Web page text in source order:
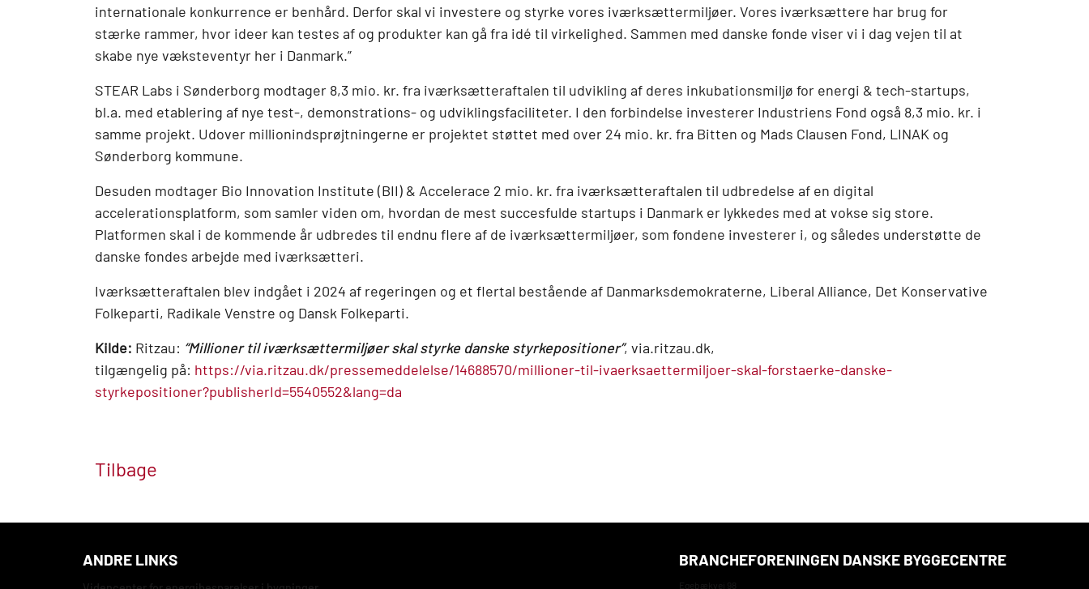
internationale konkurrence er benhård. Derfor skal vi investere og styrke vores iværksættermiljøer. Vores iværksættere har brug for
stærke rammer, hvor ideer kan testes af og produkter kan gå fra idé til virkelighed. Sammen med danske fonde viser vi i dag vejen til at
skabe nye væksteventyr her i Danmark.”
STEAR Labs i Sønderborg modtager 8,3 mio. kr. fra iværksætteraftalen til udvikling af deres inkubationsmiljø for energi & tech-startups,
bl.a. med etablering af nye test-, demonstrations- og udviklingsfaciliteter. I den forbindelse investerer Industriens Fond også 8,3 mio. kr. i
samme projekt. Udover millionindsprøjtningerne er projektet støttet med over 24 mio. kr. fra Bitten og Mads Clausen Fond, LINAK og
Sønderborg kommune.
Desuden modtager Bio Innovation Institute (BII) & Accelerace 2 mio. kr. fra iværksætteraftalen til udbredelse af en digital
accelerationsplatform, som samler viden om, hvordan de mest succesfulde startups i Danmark er lykkedes med at vokse sig store.
Platformen skal i de kommende år udbredes til endnu flere af de iværksættermiljøer, som fondene investerer i, og således understøtte de
danske fondes arbejde med iværksætteri.
Iværksætteraftalen blev indgået i 2024 af regeringen og et flertal bestående af Danmarksdemokraterne, Liberal Alliance, Det Konservative
Folkeparti, Radikale Venstre og Dansk Folkeparti.
Kilde: Ritzau: “Millioner til iværksættermiljøer skal styrke danske styrkepositioner”, via.ritzau.dk,
tilgængelig på: https://via.ritzau.dk/pressemeddelelse/14688570/millioner-til-ivaerksaettermiljoer-skal-forstaerke-danske-
styrkepositioner?publisherId=5540552&lang=da
Tilbage
ANDRE LINKS BRANCHEFORENINGEN DANSKE BYGGECENTRE
Egebækvej 98